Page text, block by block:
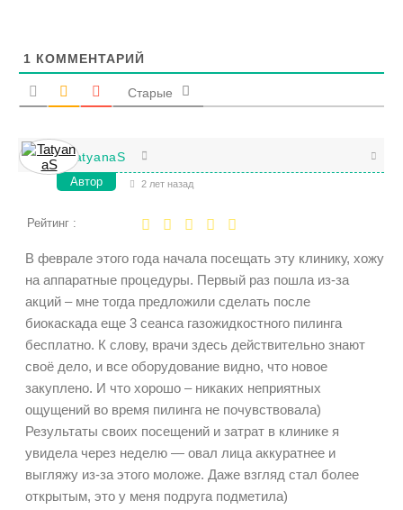
1 КОММЕНТАРИЙ
Старые
TatyanaS
Автор 2 лет назад
Рейтинг :
В феврале этого года начала посещать эту клинику, хожу
на аппаратные процедуры. Первый раз пошла из-за
акций – мне тогда предложили сделать после
биокаскада еще 3 сеанса газожидкостного пилинга
бесплатно. К слову, врачи здесь действительно знают
своё дело, и все оборудование видно, что новое
закуплено. И что хорошо – никаких неприятных
ощущений во время пилинга не почувствовала)
Результаты своих посещений и затрат в клинике я
увидела через неделю — овал лица аккуратнее и
выгляжу из-за этого моложе. Даже взгляд стал более
открытым, это у меня подруга подметила)